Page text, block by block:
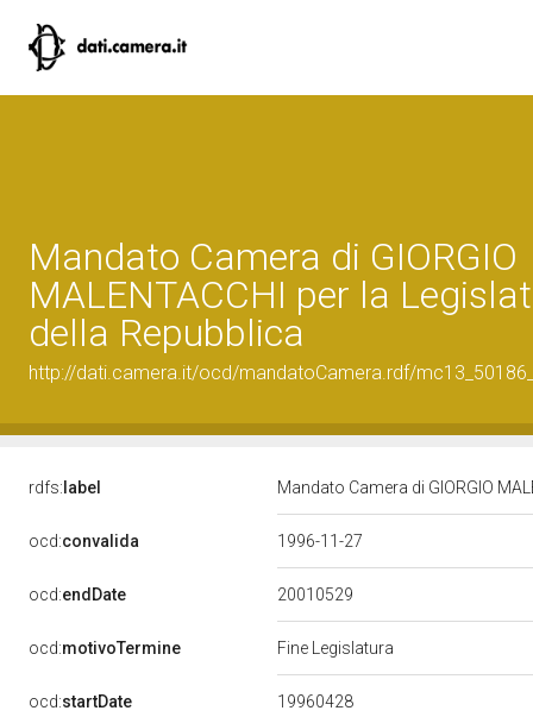
Mandato Camera di GIORGIO
MALENTACCHI per la
della Repubblica
http://dati.camera.it/ocd/mandatoCamera.rdf/
rdfs: label Mandato Camera di GIORGIO
ocd:convalida 1996-11-27
ocd:endDate 20010529
ocd:motivoTermine Fine Legislatura
ocd:startDate 19960428